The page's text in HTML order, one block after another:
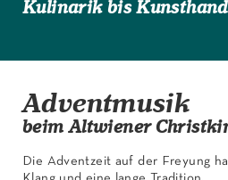
Kulinarik bis
Adventmusik
beim Altwiener
Die Adventzeit auf der Freyung